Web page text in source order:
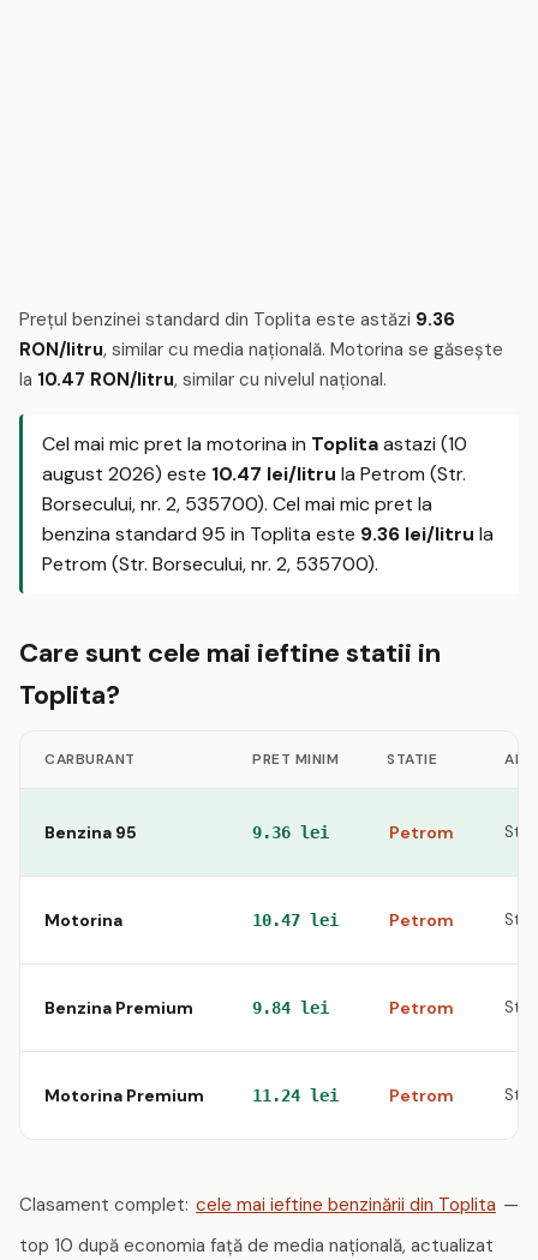
Prețul benzinei standard din Toplita este astăzi 9.36
RON/litru, similar cu media națională. Motorina se găsește
la 10.47 RON/litru, similar cu nivelul național.
Cel mai mic pret la motorina in Toplitaastazi (10
august 2026) este 10.47 lei/litru la Petrom (Str.
Borsecului, nr. 2, 535700). Cel mai mic pret la
benzina standard 95 in Toplita este 9.36 lei/litru la
Petrom (Str. Borsecului, nr. 2, 535700).
Care sunt cele mai ieftine statii in
Toplita?
CARBURANT PRET MINIM STATIE
Benzina 95 9.36 lei Petrom Str.
Motorina 10.47 lei Petrom Str.
Benzina Premium 9.84 lei Petrom Str.
Motorina Premium 11.24 lei Petrom Str.
Clasament complet: cele mai ieftine benzinării din Toplita —
top 10 după economia față de media națională, actualizat